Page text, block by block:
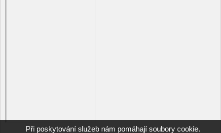
Při poskytování služeb nám pomáhají soubory cookie.